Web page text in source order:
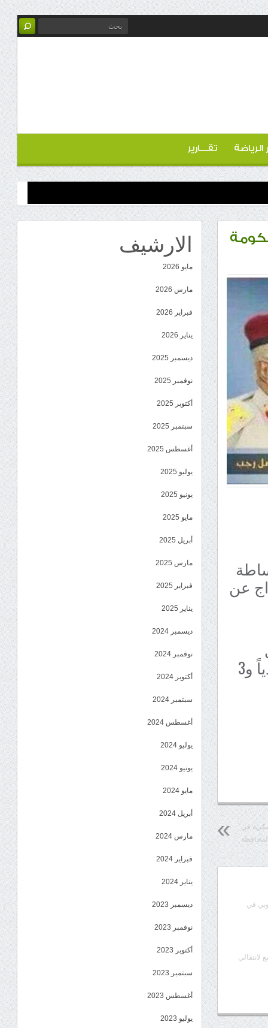
الرياضة تقـــارير
عن
ووزير الدفاع السابق محمود الصبيحي و16 أسيراً سعودياً و3
في
في
لانتقالي
الارشيف
مايو 2026
مارس 2026
فبراير 2026
يناير 2026
ديسمبر 2025
نوفمبر 2025
أكتوبر 2025
سبتمبر 2025
أغسطس 2025
يوليو 2025
يونيو 2025
مايو 2025
أبريل 2025
مارس 2025
فبراير 2025
يناير 2025
ديسمبر 2024
نوفمبر 2024
أكتوبر 2024
سبتمبر 2024
أغسطس 2024
يوليو 2024
يونيو 2024
مايو 2024
أبريل 2024
مارس 2024
فبراير 2024
يناير 2024
ديسمبر 2023
نوفمبر 2023
أكتوبر 2023
سبتمبر 2023
أغسطس 2023
يوليو 2023